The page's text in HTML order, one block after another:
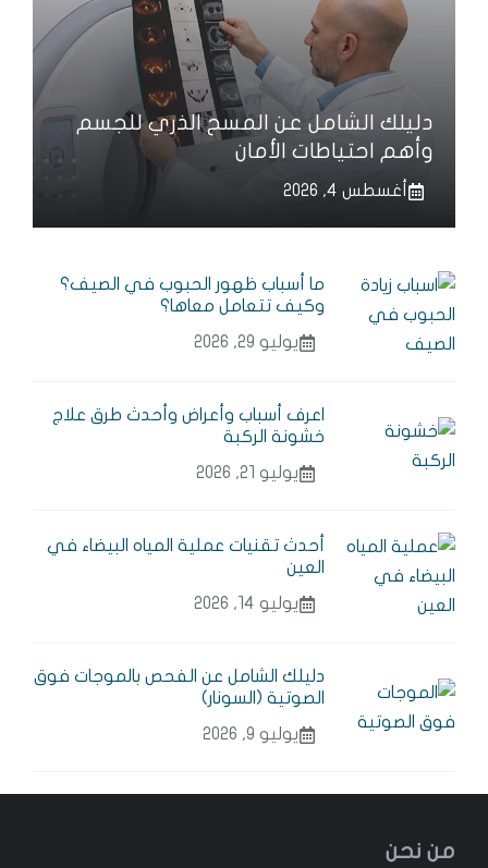
دليلك الشامل عن المسح الذري للجسم
وأهم احتياطات الأمان
أغسطس 4, 2026
ما أسباب ظهور الحبوب في الصيف؟
وكيف تتعامل معاها؟
يوليو 29, 2026
اعرف أسباب وأعراض وأحدث طرق علاج
خشونة الركبة
يوليو 21, 2026
أحدث تقنيات عملية المياه البيضاء في
العين
يوليو 14, 2026
دليلك الشامل عن الفحص بالموجات فوق
الصوتية (السونار)
يوليو 9, 2026
من نحن